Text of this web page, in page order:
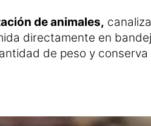
de animales,
directamente en
de peso y